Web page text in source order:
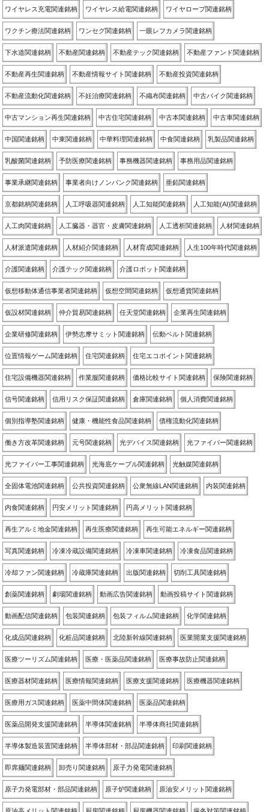
ワイヤレス充電関連銘柄 ワイヤレス給電関連銘柄 ワイヤロープ関連銘柄
ワクチン療法関連銘柄 ワンセグ関連銘柄 一眼レフカメラ関連銘柄
下水道関連銘柄 不動産関連銘柄 不動産テック関連銘柄 不動産ファンド関連銘柄
不動産再生関連銘柄 不動産情報サイト関連銘柄 不動産投資関連銘柄
不動産流動化関連銘柄 不妊治療関連銘柄 不織布関連銘柄 中古バイク関連銘柄
中古マンション再生関連銘柄 中古住宅関連銘柄 中古本関連銘柄 中古車関連銘柄
中国関連銘柄 中東関連銘柄 中華料理関連銘柄 中食関連銘柄 乳製品関連銘柄
乳酸菌関連銘柄 予防医療関連銘柄 事務機器関連銘柄 事務用品関連銘柄
事業承継関連銘柄 事業者向けノンバンク関連銘柄 亜鉛関連銘柄
京都銘柄関連銘柄 人工呼吸器関連銘柄 人工知能関連銘柄 人工知能(AI)関連銘柄
人工肉関連銘柄 人工臓器・器官・皮膚関連銘柄 人工透析関連銘柄 人材関連銘柄
人材派遣関連銘柄 人材紹介関連銘柄 人材育成関連銘柄 人生100年時代関連銘柄
介護関連銘柄 介護テック関連銘柄 介護ロボット関連銘柄
仮想移動体通信事業者関連銘柄 仮想空間関連銘柄 仮想通貨関連銘柄
仮設材関連銘柄 仲介貿易関連銘柄 任天堂関連銘柄 企業再生関連銘柄
企業研修関連銘柄 伊勢志摩サミット関連銘柄 伝動ベルト関連銘柄
位置情報ゲーム関連銘柄 住宅関連銘柄 住宅エコポイント関連銘柄
住宅設備機器関連銘柄 作業服関連銘柄 価格比較サイト関連銘柄 保険関連銘柄
信号関連銘柄 信用リスク保証関連銘柄 倉庫関連銘柄 個人消費関連銘柄
個別指導塾関連銘柄 健康・機能性食品関連銘柄 債権流動化関連銘柄
働き方改革関連銘柄 元号関連銘柄 光デバイス関連銘柄 光ファイバー関連銘柄
光ファイバー工事関連銘柄 光海底ケーブル関連銘柄 光触媒関連銘柄
全固体電池関連銘柄 公共投資関連銘柄 公衆無線LAN関連銘柄 内装関連銘柄
内食関連銘柄 円安メリット関連銘柄 円高メリット関連銘柄
再生アルミ地金関連銘柄 再生医療関連銘柄 再生可能エネルギー関連銘柄
写真関連銘柄 冷凍冷蔵設備関連銘柄 冷凍車関連銘柄 冷凍食品関連銘柄
冷却ファン関連銘柄 冷蔵庫関連銘柄 出版関連銘柄 切削工具関連銘柄
創薬関連銘柄 劇場関連銘柄 動画広告関連銘柄 動画投稿サイト関連銘柄
動画配信関連銘柄 包装関連銘柄 包装フィルム関連銘柄 化学関連銘柄
化成品関連銘柄 化粧品関連銘柄 北陸新幹線関連銘柄 医業開業支援関連銘柄
医療ツーリズム関連銘柄 医療・医薬品関連銘柄 医療事故防止関連銘柄
医療器材関連銘柄 医療情報関連銘柄 医療支援関連銘柄 医療機器関連銘柄
医療用ガス関連銘柄 医薬中間体関連銘柄 医薬品関連銘柄
医薬品開発支援関連銘柄 半導体関連銘柄 半導体商社関連銘柄
半導体製造装置関連銘柄 半導体部材・部品関連銘柄 印刷関連銘柄
即席麺関連銘柄 卸売り関連銘柄 原子力発電関連銘柄
原子力発電部材・部品関連銘柄 原子炉関連銘柄 原油安メリット関連銘柄